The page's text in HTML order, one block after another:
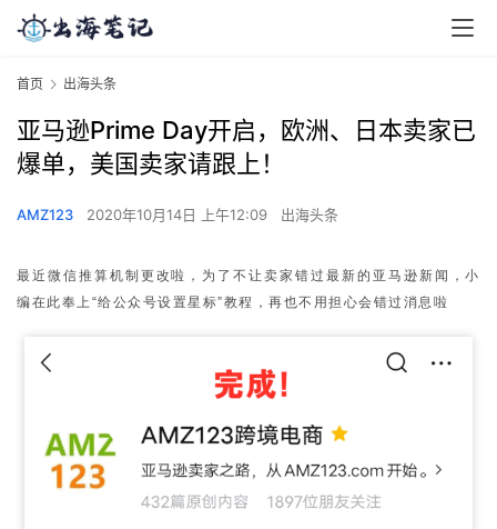
首页 出海头条
亚马逊Prime Day开启，欧洲、日本卖家已
爆单，美国卖家请跟上！
AMZ123 2020年10月14日 上午12:09 出海头条
最近微信推算机制更改啦，为了不让卖家错过最新的亚马逊新闻，小
编在此奉上“给公众号设置星标”教程，再也不用担心会错过消息啦